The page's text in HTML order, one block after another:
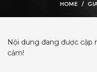
HOME
Nội dung đang được cập
cảm!